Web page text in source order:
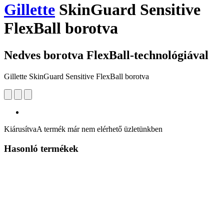
Gillette SkinGuard Sensitive
FlexBall borotva
Nedves borotva FlexBall-technológiával
Gillette SkinGuard Sensitive FlexBall borotva
KiárusítvaA termék már nem elérhető üzletünkben
Hasonló termékek